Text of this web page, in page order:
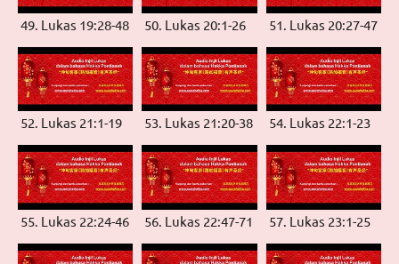
49. Lukas 19:28-48 50. Lukas 20:1-26 51. Lukas 20:27-47
52. Lukas 21:1-19 53. Lukas 21:20-38 54. Lukas 22:1-23
55. Lukas 22:24-46 56. Lukas 22:47-71 57. Lukas 23:1-25